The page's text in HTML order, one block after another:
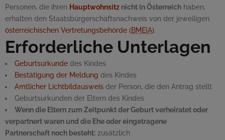
Personen, die ihren Hauptwohnsitz nicht in Österreich haben,
erhalten den Staatsbürgerschaftsnachweis von der jeweiligen
österreichischen Vertretungsbehörde (BMEIA).
Erforderliche Unterlagen
Geburtsurkunde des Kindes
Bestätigung der Meldung des Kindes
Amtlicher Lichtbildausweis der Person, die den Antrag stellt
Geburtsurkunden der Eltern des Kindes
Wenn die Eltern zum Zeitpunkt der Geburt verheiratet oder
verpartnert waren und die Ehe oder eingetragene
Partnerschaft noch besteht: zusätzlich